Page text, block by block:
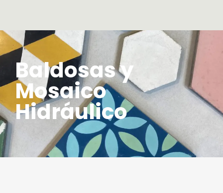
Baldosas y
Mosaico
Hidráulico